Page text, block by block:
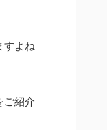
すよね
ご紹介